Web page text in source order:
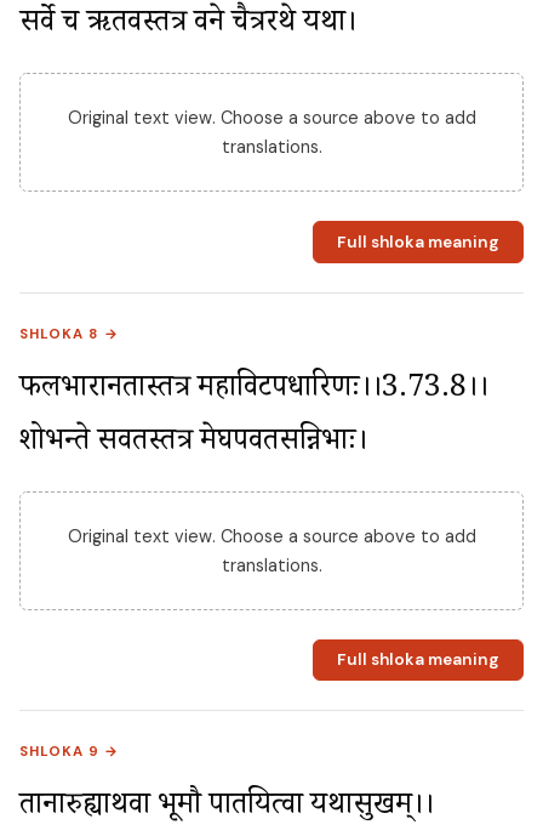
सर्वे च ऋतवस्तत्र वने चैत्ररथे यथा।
Original text view. Choose a source above to add
translations.
Full shloka meaning
SHLOKA 8 →
फलभारानतास्तत्र महाविटपधारिणः।।3.73.8।।
शोभन्ते सर्वतस्तत्र मेघपर्वतसन्निभाः।
Original text view. Choose a source above to add
translations.
Full shloka meaning
SHLOKA 9 →
तानारुह्याथवा भूमौ पातयित्वा यथासुखम्।।